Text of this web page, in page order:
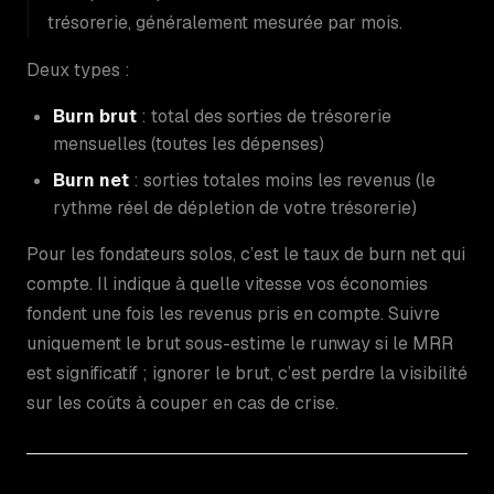
trésorerie, généralement mesurée par mois.
Deux types :
Burn brut : total des sorties de trésorerie
mensuelles (toutes les dépenses)
Burn net : sorties totales moins les revenus (le
rythme réel de dépletion de votre trésorerie)
Pour les fondateurs solos, c’est le taux de burn net qui
compte. Il indique à quelle vitesse vos économies
fondent une fois les revenus pris en compte. Suivre
uniquement le brut sous-estime le runway si le MRR
est significatif ; ignorer le brut, c’est perdre la visibilité
sur les coûts à couper en cas de crise.